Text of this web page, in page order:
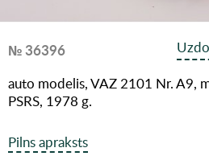
№ 36396
auto modelis, VAZ 2101 Nr. A9,
PSRS, 1978 g.
Pilns apraksts